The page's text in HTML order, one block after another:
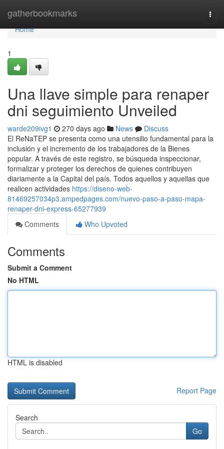
gatherbookmarks
Home
Home
1
Una llave simple para renaper
dni seguimiento Unveiled
warde209ivg1 270 days ago News
Discuss
El⁣ ReNaTEP se presenta como ‍una ⁣utensilio fundamental para la
inclusión y el incremento de los trabajadores de la Bienes
popular. ⁣A través de este registro,⁣ se búsqueda inspeccionar,
formalizar y proteger los derechos de quienes contribuyen
diariamente a la Capital del país. Todos aquellos y aquellas que
realicen actividades https://diseno-web-
81469257034p3.ampedpages.com/nuevo-paso-a-paso-mapa-
renaper-dni-express-65277939
Comments
Who Upvoted
Comments
Submit a Comment
No HTML
HTML is disabled
Report Page
Search
Go